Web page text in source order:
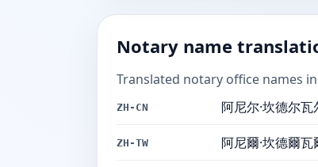
Notary name
Translated notary office names
ZH-CN 阿尼尔·坎德尔
ZH-TW 阿尼爾·坎德爾